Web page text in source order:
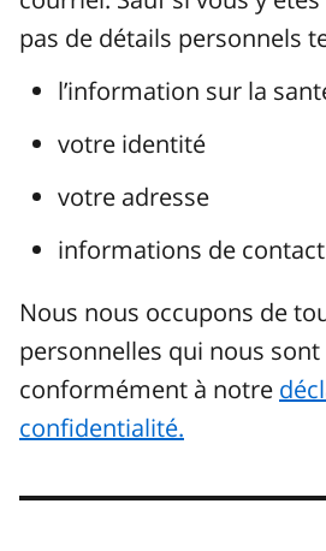
pas de détails personnels
l’information sur la
votre identité
votre adresse
informations de contact
Nous nous occupons de
personnelles qui nous
conformément à notre
confidentialité.